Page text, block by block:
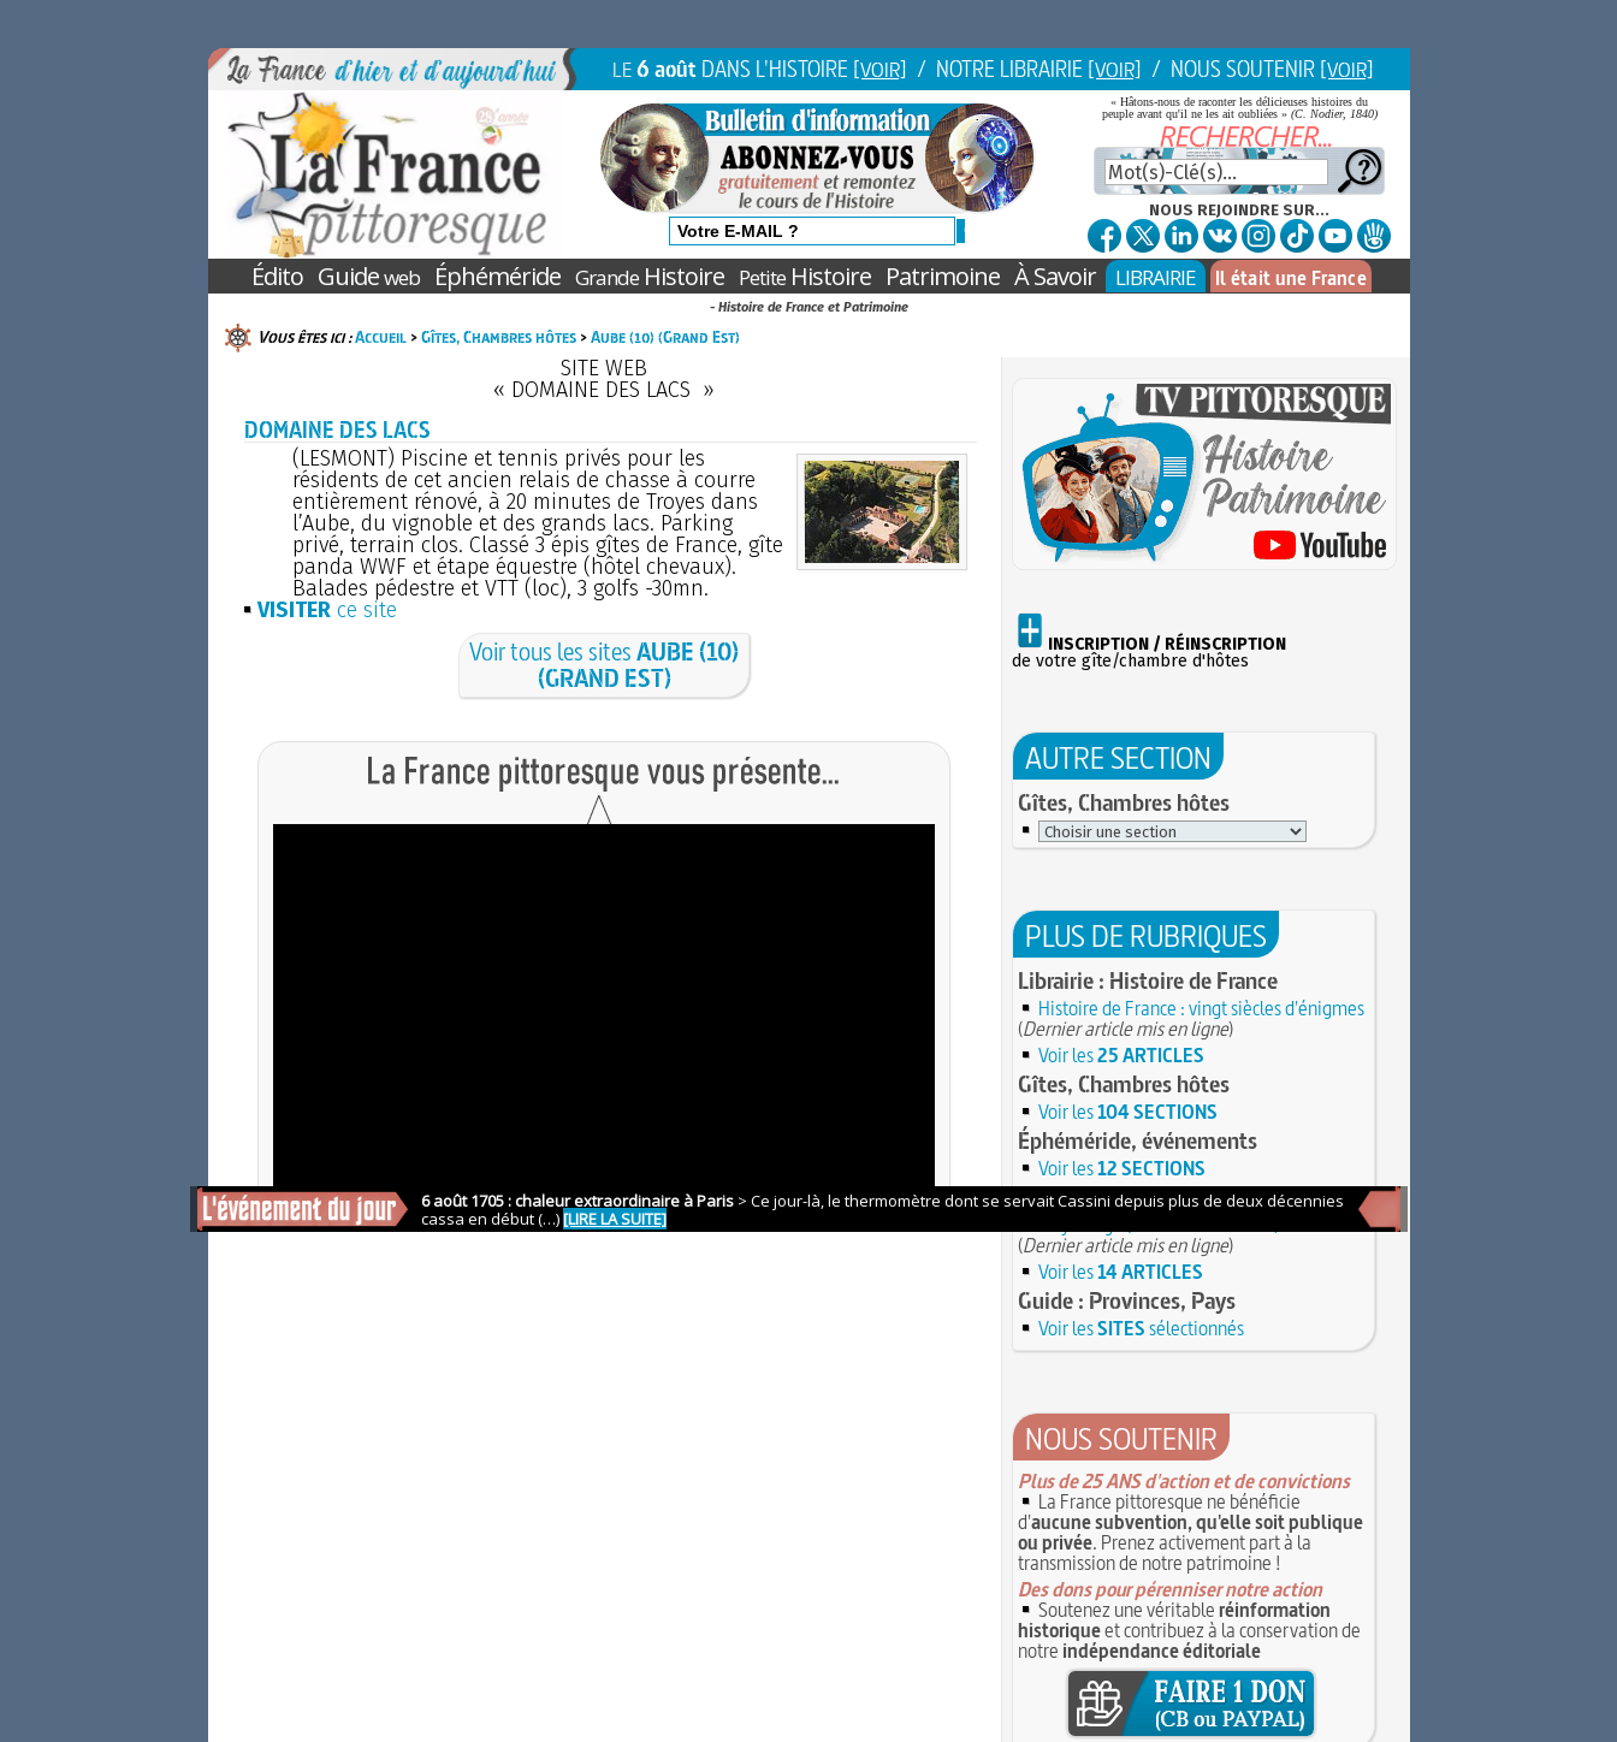
LE6 août DANS L'HISTOIRE [VOIR] / NOTRE LIBRAIRIE [VOIR] / NOUS SOUTENIR [VOIR]
« Hâtons-nous de raconter les délicieuses histoires du
peuple avant qu'il ne les ait oubliées » (C. Nodier, 1840)
NOUS REJOINDRE SUR...
Édito Guideweb Éphéméride GrandeHistoire PetiteHistoire Patrimoine À Savoir LIBRAIRIE Il était une France
- Histoire de France et Patrimoine
Vous êtes ici :Accueil>Gîtes, Chambres hôtes>Aube (10) (Grand Est)
SITE WEB
« DOMAINE DES LACS »
DOMAINE DES LACS
(LESMONT) Piscine et tennis privés pour les
résidents de cet ancien relais de chasse à courre
entièrement rénové, à 20 minutes de Troyes dans
l’Aube, du vignoble et des grands lacs. Parking
privé, terrain clos. Classé 3 épis gîtes de France, gîte
panda WWF et étape équestre (hôtel chevaux).
Balades pédestre et VTT (loc), 3 golfs -30mn.
VISITERce site
Voir tous les sitesAUBE (10)
(GRAND EST)
INSCRIPTION / RÉINSCRIPTION
de votre gîte/chambre d'hôtes
AUTRE SECTION
Gîtes, Chambres hôtes
PLUS DE RUBRIQUES
Librairie : Histoire de France
Histoire de France : vingt siècles d'énigmes
(Dernier article mis en ligne)
Voir les25 ARTICLES
Gîtes, Chambres hôtes
Voir les104 SECTIONS
Éphéméride, événements
Voir les12 SECTIONS
Librairie : Traditions
(Dernier article mis en ligne)
Voir les14 ARTICLES
Guide : Provinces, Pays
Voir lesSITESsélectionnés
NOUS SOUTENIR
Plus de 25 ANS d'action et de convictions
La France pittoresque ne bénéficie
d'aucune subvention, qu'elle soit publique
ou privée. Prenez activement part à la
transmission de notre patrimoine !
Des dons pour pérenniser notre action
Soutenez une véritableréinformation
historiqueet contribuez à la conservation de
notre indépendance éditoriale